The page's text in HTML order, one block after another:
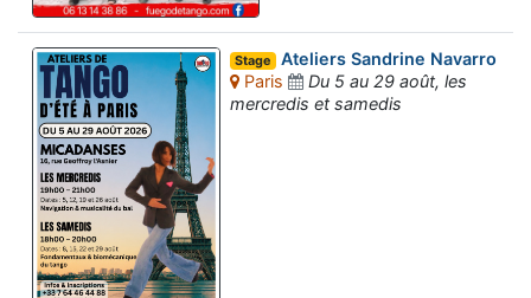
Stage Ateliers Sandrine Navarro
Paris
Du 5 au 29 août, les
mercredis et samedis